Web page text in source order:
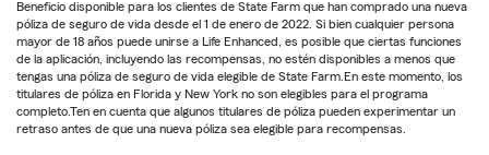
Beneficio disponible para los clientes de State Farm que han comprado una nueva
póliza de seguro de vida desde el 1 de enero de 2022. Si bien cualquier persona
mayor de 18 años puede unirse a Life Enhanced, es posible que ciertas funciones
de la aplicación, incluyendo las recompensas, no estén disponibles a menos que
tengas una póliza de seguro de vida elegible de State Farm.En este momento, los
titulares de póliza en Florida y New York no son elegibles para el programa
completo.Ten en cuenta que algunos titulares de póliza pueden experimentar un
retraso antes de que una nueva póliza sea elegible para recompensas.